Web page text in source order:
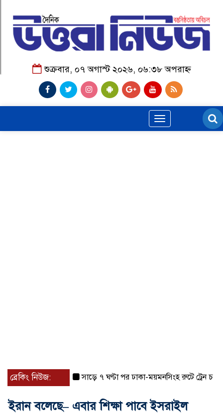
শুক্রবার, ০৭ অগাস্ট ২০২৬, ০৬:৩৮ অপরাহ্ন
Toggle
navigation
ব্রেকিং নিউজ: সাড়ে ৭ ঘণ্টা পর ঢাকা-ময়মনসিংহ রুটে ট্রেন চলাচল
ইরান বলেছে– এবার শিক্ষা পাবে ইসরাইল